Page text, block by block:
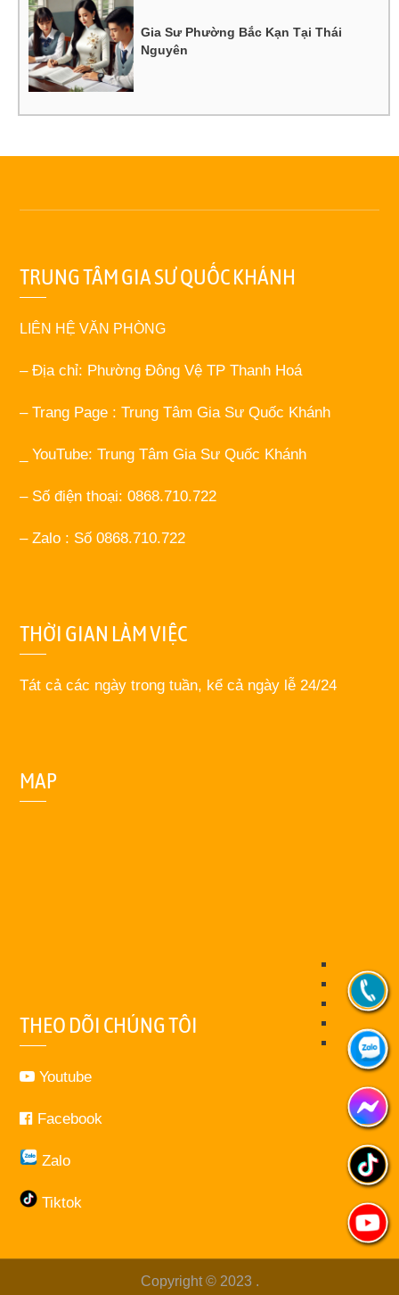
Gia Sư Phường Bắc Kạn Tại Thái
Nguyên
TRUNG TÂM GIA SƯ QUỐC KHÁNH
LIÊN HỆ VĂN PHÒNG
– Địa chỉ: Phường Đông Vệ TP Thanh Hoá
– Trang Page : Trung Tâm Gia Sư Quốc Khánh
_ YouTube: Trung Tâm Gia Sư Quốc Khánh
– Số điện thoại: 0868.710.722
– Zalo : Số 0868.710.722
THỜI GIAN LÀM VIỆC
Tát cả các ngày trong tuần, kể cả ngày lễ 24/24
MAP
THEO DÕI CHÚNG TÔI
Youtube
Facebook
Zalo
Tiktok
Copyright © 2023 .